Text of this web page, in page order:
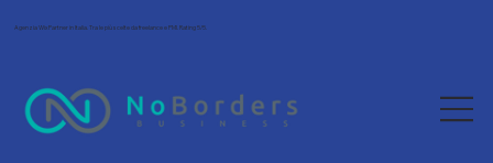
Agenzia Wix Partner in Italia. Tra le più scelte da freelance e PMI. Rating 5/5.